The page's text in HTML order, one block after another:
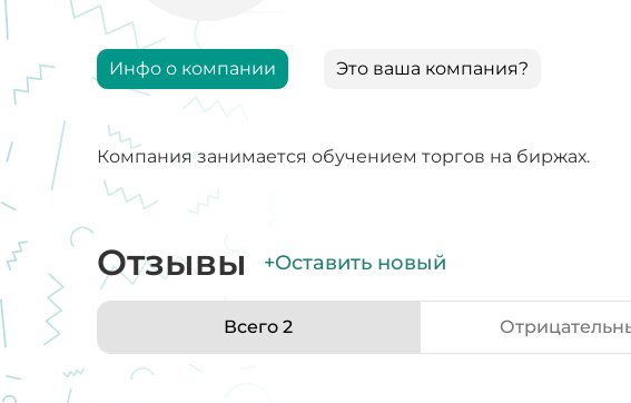
Инфо о компании Это ваша компания?
Компания занимается обучением торгов на биржах.
Отзывы +Оставить новый
Всего 2